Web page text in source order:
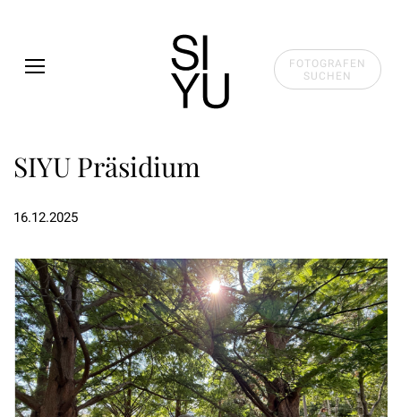
FOTOGRAFEN
SUCHEN
SIYU Präsidium
16.12.2025